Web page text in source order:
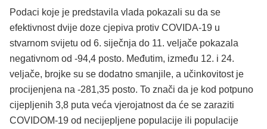
Podaci koje je predstavila vlada pokazali su da se
efektivnost dvije doze cjepiva protiv COVIDA-19 u
stvarnom svijetu od 6. siječnja do 11. veljače pokazala
negativnom od -94,4 posto. Međutim, između 12. i 24.
veljače, brojke su se dodatno smanjile, a učinkovitost je
procijenjena na -281,35 posto. To znači da je kod potpuno
cijepljenih 3,8 puta veća vjerojatnost da će se zaraziti
COVIDOM-19 od necijepljene populacije ili populacije